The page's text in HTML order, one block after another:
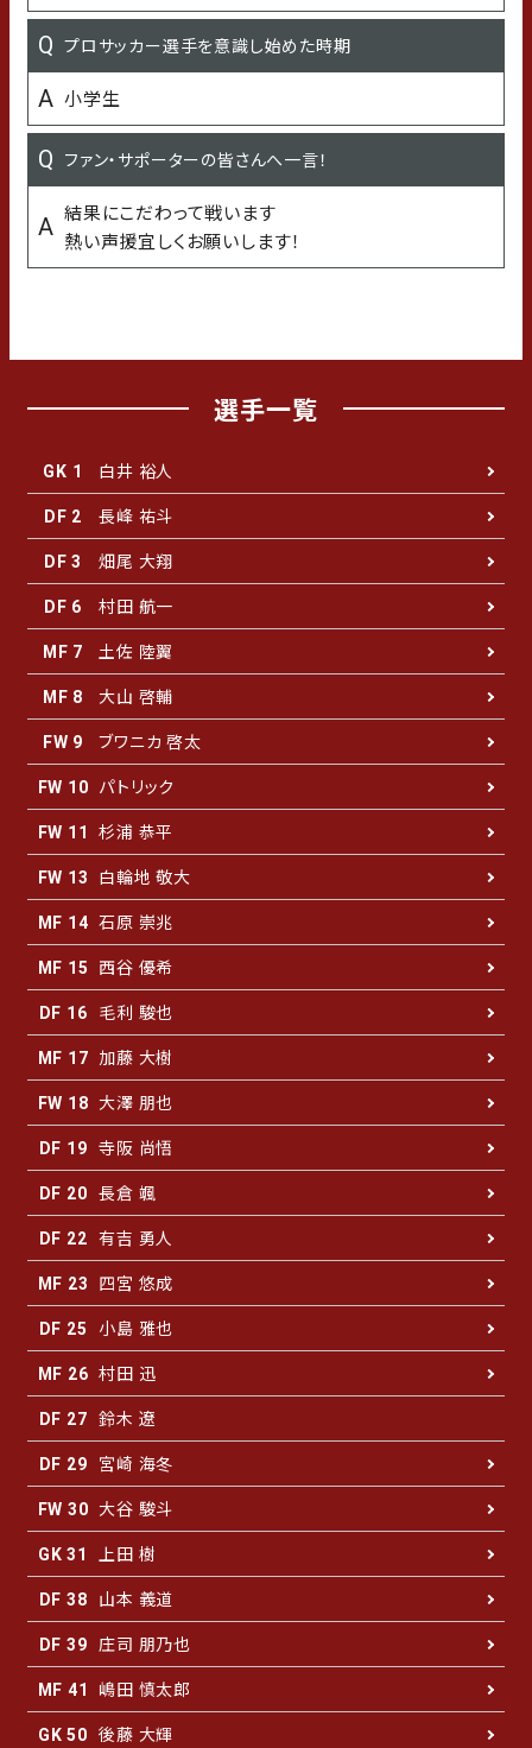
プロサッカー選手を意識し始めた時期
小学生
ファン・サポーターの皆さんへ一言！
結果にこだわって戦います
熱い声援宜しくお願いします！
子どもの頃の習い事
水泳
学生時代の得意な科目
現代文
学生時代の苦手な科目
選手一覧
GK 1 白井 裕人
DF 2 長峰 祐斗
DF 3 畑尾 大翔
DF 6 村田 航一
MF 7 土佐 陸翼
MF 8 大山 啓輔
FW 9 ブワニカ 啓太
FW 10 パトリック
FW 11 杉浦 恭平
FW 13 白輪地 敬大
MF 14 石原 崇兆
MF 15 西谷 優希
DF 16 毛利 駿也
MF 17 加藤 大樹
FW 18 大澤 朋也
DF 19 寺阪 尚悟
DF 20 長倉 颯
DF 22 有吉 勇人
MF 23 四宮 悠成
DF 25 小島 雅也
MF 26 村田 迅
DF 27 鈴木 遼
DF 29 宮崎 海冬
FW 30 大谷 駿斗
GK 31 上田 樹
DF 38 山本 義道
DF 39 庄司 朋乃也
MF 41 嶋田 慎太郎
GK 50 後藤 大輝